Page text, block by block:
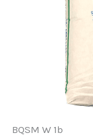
BQSM W 1b